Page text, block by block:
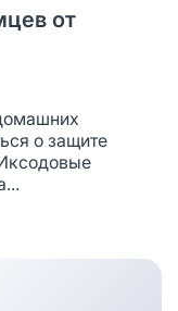
от
о защите